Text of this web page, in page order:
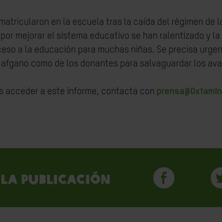
en la escuela tras la caída del régimen de
mejorar el sistema educativo se han ralentizado y
a la educación para muchas niñas. Se precisa
como de los donantes para salvaguardar los
acceder a este informe, contacta con
la publicación